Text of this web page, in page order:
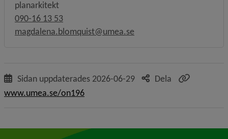
planarkitekt
090-16 13 53
magdalena.blomquist@umea.se
Sidan uppdaterades 2026-06-29
Dela
www.umea.se/on196